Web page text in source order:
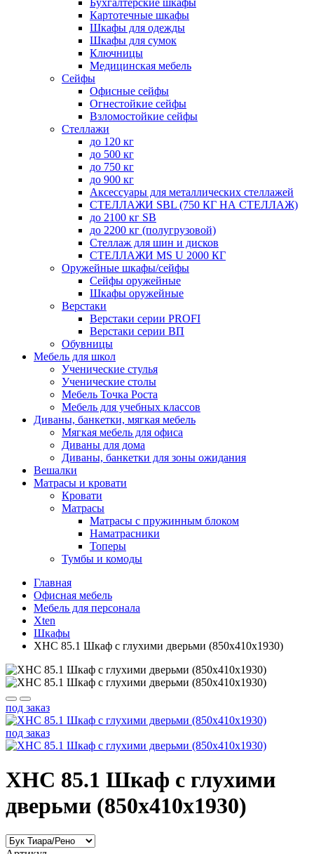
Бухгалтерские шкафы
Картотечные шкафы
Шкафы для одежды
Шкафы для сумок
Ключницы
Медицинская мебель
Сейфы
Офисные сейфы
Огнестойкие сейфы
Взломостойкие сейфы
Стеллажи
до 120 кг
до 500 кг
до 750 кг
до 900 кг
Аксессуары для металлических стеллажей
СТЕЛЛАЖИ SBL (750 КГ НА СТЕЛЛАЖ)
до 2100 кг SB
до 2200 кг (полугрузовой)
Стеллаж для шин и дисков
СТЕЛЛАЖИ MS U 2000 КГ
Оружейные шкафы/сейфы
Сейфы оружейные
Шкафы оружейные
Верстаки
Верстаки серии PROFI
Верстаки серии ВП
Обувницы
Мебель для школ
Ученические стулья
Ученические столы
Мебель Точка Роста
Мебель для учебных классов
Диваны, банкетки, мягкая мебель
Мягкая мебель для офиса
Диваны для дома
Диваны, банкетки для зоны ожидания
Вешалки
Матрасы и кровати
Кровати
Матрасы
Матрасы с пружинным блоком
Наматрасники
Топеры
Тумбы и комоды
Главная
Офисная мебель
Мебель для персонала
Xten
Шкафы
XHC 85.1 Шкаф с глухими дверьми (850х410х1930)
под заказ
под заказ
XHC 85.1 Шкаф с глухими
дверьми (850х410х1930)